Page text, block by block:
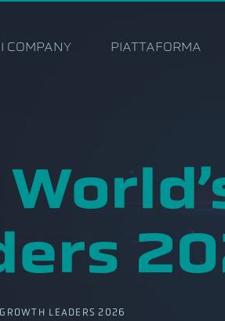
COMPANY PIATTAFORMA
LEADERS 2026